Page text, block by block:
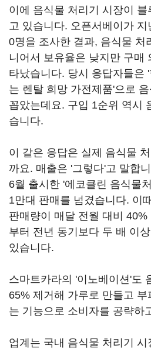
이에 음식물 처리기 시장이
고 있습니다. 오픈서베이가
0명을 조사한 결과, 음식물 처
니어서 보유율은 낮지만 구매
타났습니다. 당시 응답자들은
는 렌탈 희망 가전제품'으로
꼽았는데요. 구입 1순위 역시
습니다.
이 같은 응답은 실제 음식물
까요. 매출은 '그렇다'고 말합
6월 출시한 '에코클린 음식물
1만대 판매를 넘겼습니다. 이
판매량이 매달 전월 대비
부터 전년 동기보다 두 배 이
있습니다.
스마트카라의 '이노베이션'도
65% 제거해 가루로 만들고
는 기능으로 소비자를 공략하
업계는 국내 음식물 처리기